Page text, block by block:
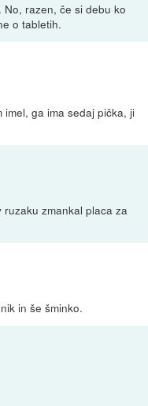
razen, če si debu ko
o tabletih.
imel, ga ima sedaj pička, ji
zmankal placa za
in še šminko.